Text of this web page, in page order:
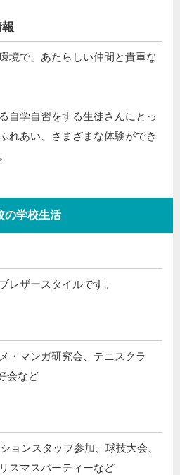
境で、あたらしい仲間と貴重な
自学自習をする生徒さんにとっ
れあい、さまざまな体験ができ
の学校生活
レザースタイルです。
・マンガ研究会、テニスクラ
会など
ョンスタッフ参加、球技大会、
スマスパーティーなど